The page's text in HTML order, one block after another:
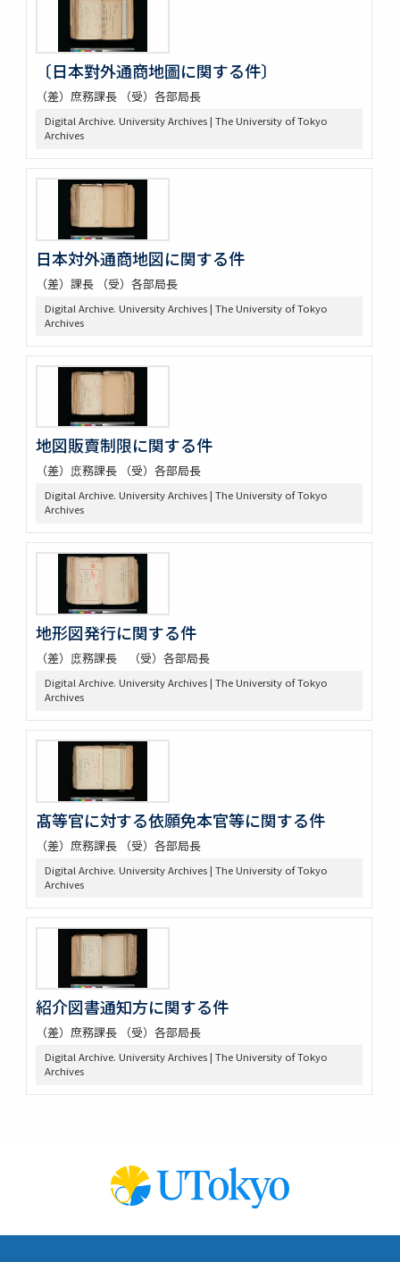
〔日本對外通商地圖に関する件〕
（差）庶務課長 （受）各部局長
Digital Archive. University Archives | The University of Tokyo
Archives
日本対外通商地図に関する件
（差）課長 （受）各部局長
Digital Archive. University Archives | The University of Tokyo
Archives
地図販賣制限に関する件
（差）庻務課長 （受）各部局長
Digital Archive. University Archives | The University of Tokyo
Archives
地形図発行に関する件
（差）庻務課長 （受）各部局長
Digital Archive. University Archives | The University of Tokyo
Archives
髙等官に対する依願免本官等に関する件
（差）庶務課長 （受）各部局長
Digital Archive. University Archives | The University of Tokyo
Archives
紹介図書通知方に関する件
（差）庶務課長 （受）各部局長
Digital Archive. University Archives | The University of Tokyo
Archives